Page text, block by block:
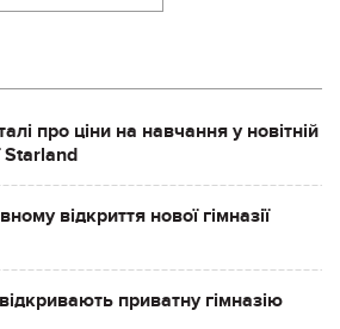
про ціни на навчання у новітній
Starland
відкриття нової гімназії
приватну гімназію